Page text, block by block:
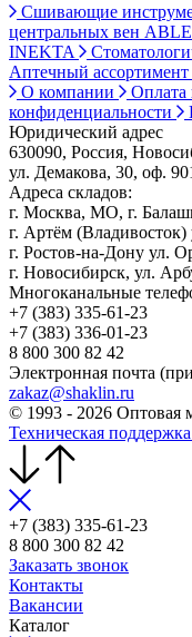
Сшивающие
центральных вен ABLE
INEKTA
Аптечный ассортимент
О компании
Оплата
конфиденциальности
Юридический адрес
630090, Россия,
ул. Демакова, 30, оф.
Адреса складов:
г. Москва, МО, г.
г. Артём
г. Ростов-на-Дону ул.
г. Новосибирск, ул.
Многоканальные
+7 (383) 335-61-23
+7 (383) 336-01-23
8 800 300 82 42
Электронная почта
zakaz@shaklin.ru
© 1993 - 2026 Оптовая
Техническая поддержка
+7 (383) 335-61-23
8 800 300 82 42
Заказать звонок
Контакты
Вакансии
Каталог